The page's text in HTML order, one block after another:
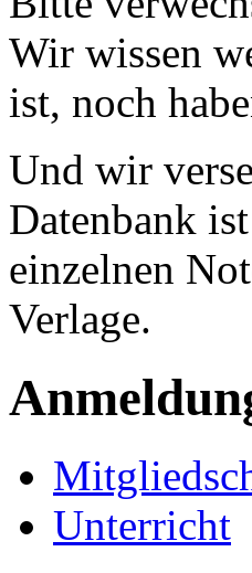
Wir wissen
ist, noch
Und wir
Datenbank
einzelnen
Verlage.
Unterricht